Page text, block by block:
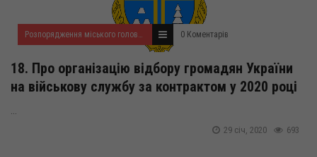
Розпорядження міського голови за 2020 рік 0 Коментарів
18. Про організацію відбору громадян України
на військову службу за контрактом у 2020 році
693
29 січ, 2020